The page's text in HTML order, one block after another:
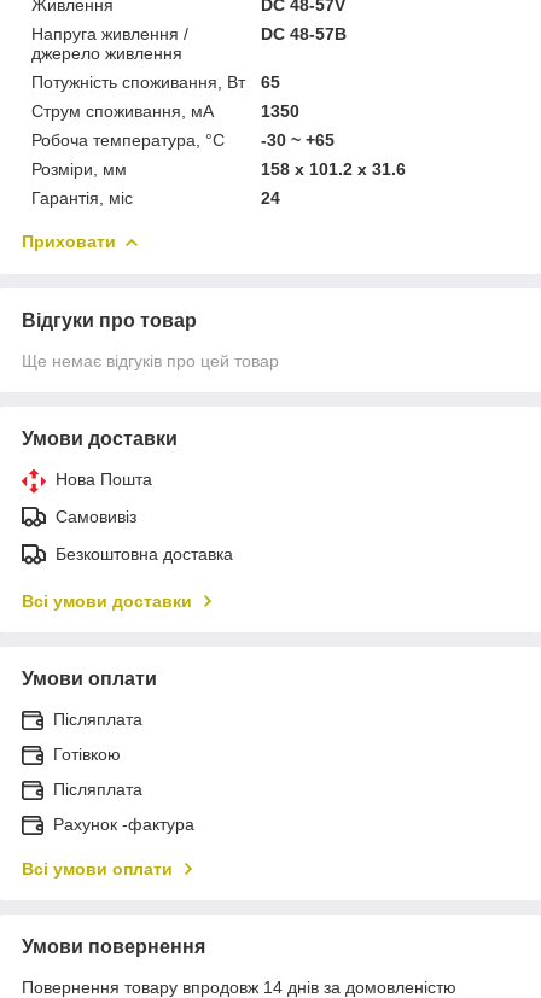
Живлення
DC 48-57V
Напруга живлення /
джерело живлення
DC 48-57В
Потужність споживання, Вт
65
Струм споживання, мА
1350
Робоча температура, °C
-30 ~ +65
Розміри, мм
158 х 101.2 х 31.6
Гарантія, міс
24
Приховати
Відгуки про товар
Ще немає відгуків про цей товар
Умови доставки
Нова Пошта
Самовивіз
Безкоштовна доставка
Всі умови доставки
Умови оплати
Післяплата
Готівкою
Післяплата
Рахунок -фактура
Всі умови оплати
Умови повернення
Повернення товару впродовж 14 днів за домовленістю